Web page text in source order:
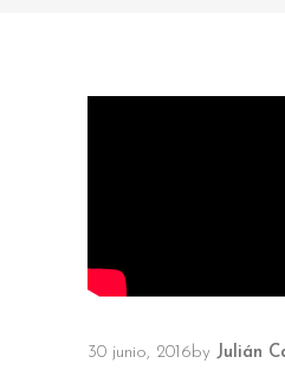
30 junio, 2016 by Julián